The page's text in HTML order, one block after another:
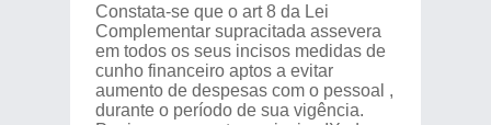
Constata-se que o art 8 da Lei
Complementar supracitada assevera
em todos os seus incisos medidas de
cunho financeiro aptos a evitar
aumento de despesas com o pessoal ,
durante o período de sua vigência.